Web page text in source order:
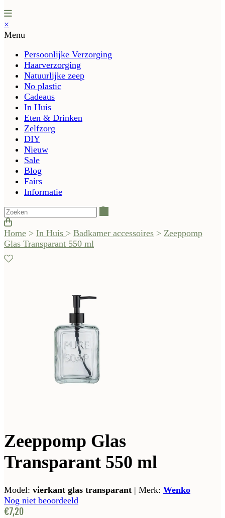
×
Menu
Persoonlijke Verzorging
Haarverzorging
Natuurlijke zeep
No plastic
Cadeaus
In Huis
Eten & Drinken
Zelfzorg
DIY
Nieuw
Sale
Blog
Fairs
Informatie
Home > In Huis > Badkamer accessoires > Zeeppomp
Glas Transparant 550 ml
Zeeppomp Glas
Transparant 550 ml
Model: vierkant glas transparant | Merk: Wenko
Nog niet beoordeeld
€7,20